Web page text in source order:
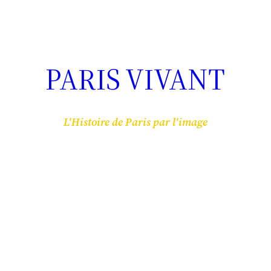
PARIS VIVANT
L'Histoire de Paris par l'image